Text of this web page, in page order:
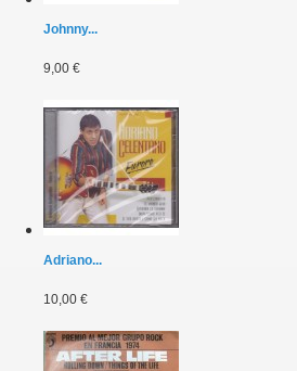
Johnny...
9,00 €
Adriano...
10,00 €